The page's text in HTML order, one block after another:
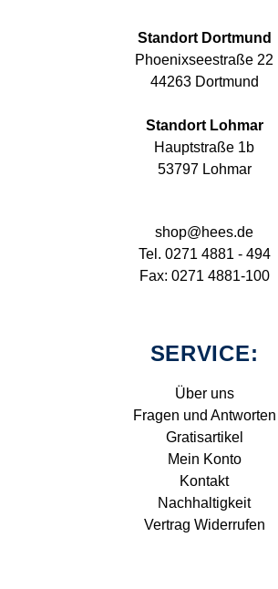
Standort Dortmund
Phoenixseestraße 22
44263 Dortmund
Standort Lohmar
Hauptstraße 1b
53797 Lohmar
shop@hees.de
Tel. 0271 4881 - 494
Fax: 0271 4881-100
SERVICE:
Über uns
Fragen und Antworten
Gratisartikel
Mein Konto
Kontakt
Nachhaltigkeit
Vertrag Widerrufen